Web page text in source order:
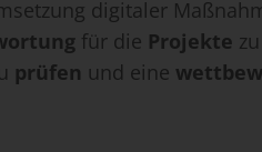
digitaler
für die Projekte
prüfen und eine